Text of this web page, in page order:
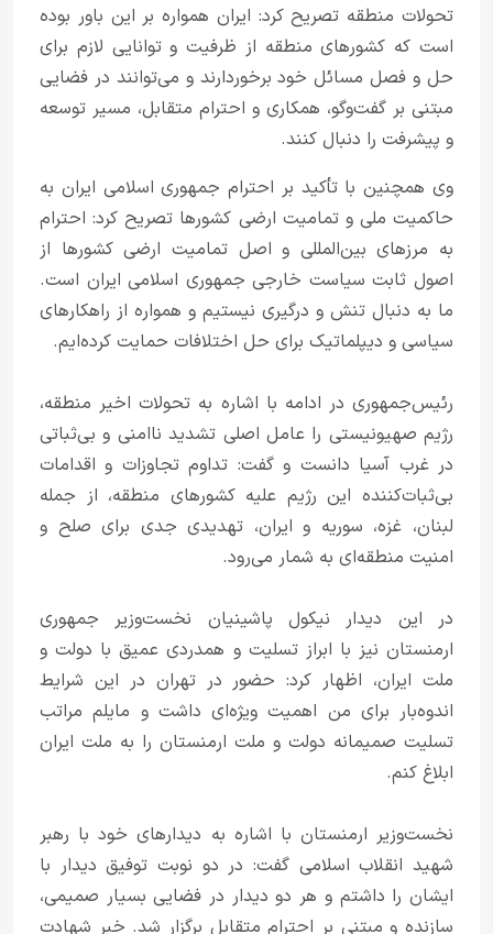
تحولات منطقه تصریح کرد: ایران همواره بر این باور بوده
است که کشورهای منطقه از ظرفیت و توانایی لازم برای
حل و فصل مسائل خود برخوردارند و می‌توانند در فضایی
مبتنی بر گفت‌وگو، همکاری و احترام متقابل، مسیر توسعه
و پیشرفت را دنبال کنند.
وی همچنین با تأکید بر احترام جمهوری اسلامی ایران به
حاکمیت ملی و تمامیت ارضی کشورها تصریح کرد: احترام
به مرزهای بین‌المللی و اصل تمامیت ارضی کشورها از
اصول ثابت سیاست خارجی جمهوری اسلامی ایران است.
ما به دنبال تنش و درگیری نیستیم و همواره از راهکارهای
سیاسی و دیپلماتیک برای حل اختلافات حمایت کرده‌ایم.
رئیس‌جمهوری در ادامه با اشاره به تحولات اخیر منطقه،
رژیم صهیونیستی را عامل اصلی تشدید ناامنی و بی‌ثباتی
در غرب آسیا دانست و گفت: تداوم تجاوزات و اقدامات
بی‌ثبات‌کننده این رژیم علیه کشورهای منطقه، از جمله
لبنان، غزه، سوریه و ایران، تهدیدی جدی برای صلح و
امنیت منطقه‌ای به شمار می‌رود.
در این دیدار نیکول پاشینیان نخست‌وزیر جمهوری
ارمنستان نیز با ابراز تسلیت و همدردی عمیق با دولت و
ملت ایران، اظهار کرد: حضور در تهران در این شرایط
اندوه‌بار برای من اهمیت ویژه‌ای داشت و مایلم مراتب
تسلیت صمیمانه دولت و ملت ارمنستان را به ملت ایران
ابلاغ کنم.
نخست‌وزیر ارمنستان با اشاره به دیدارهای خود با رهبر
شهید انقلاب اسلامی گفت: در دو نوبت توفیق دیدار با
ایشان را داشتم و هر دو دیدار در فضایی بسیار صمیمی،
سازنده و مبتنی بر احترام متقابل برگزار شد. خبر شهادت